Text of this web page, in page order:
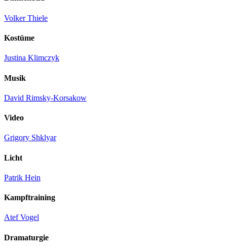
Volker Thiele
Kostüme
Justina Klimczyk
Musik
David Rimsky-Korsakow
Video
Grigory Shklyar
Licht
Patrik Hein
Kampftraining
Atef Vogel
Dramaturgie